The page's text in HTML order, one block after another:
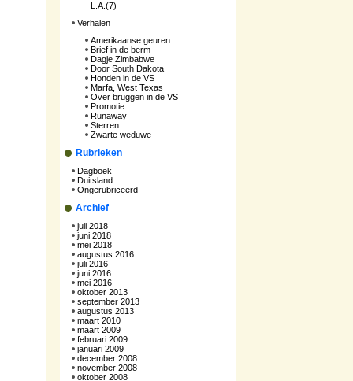
L.A.(7)
Verhalen
Amerikaanse geuren
Brief in de berm
Dagje Zimbabwe
Door South Dakota
Honden in de VS
Marfa, West Texas
Over bruggen in de VS
Promotie
Runaway
Sterren
Zwarte weduwe
Rubrieken
Dagboek
Duitsland
Ongerubriceerd
Archief
juli 2018
juni 2018
mei 2018
augustus 2016
juli 2016
juni 2016
mei 2016
oktober 2013
september 2013
augustus 2013
maart 2010
maart 2009
februari 2009
januari 2009
december 2008
november 2008
oktober 2008